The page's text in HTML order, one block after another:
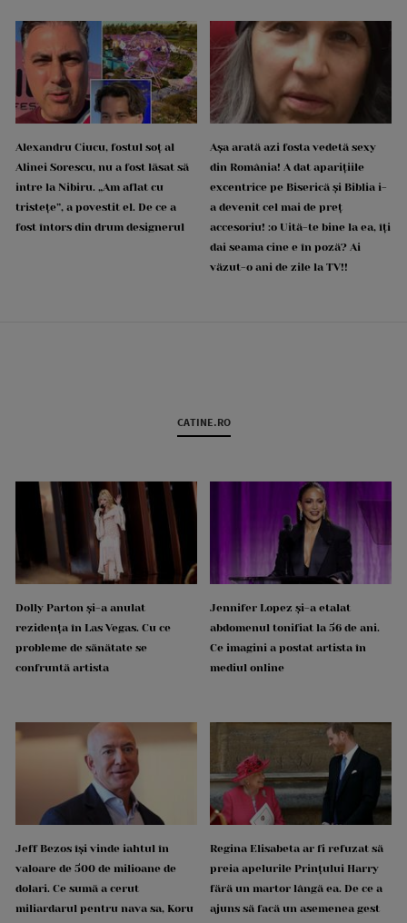
Alexandru Ciucu, fostul soț al
Alinei Sorescu, nu a fost lăsat să
intre la Nibiru. „Am aflat cu
tristețe”, a povestit el. De ce a
fost întors din drum designerul
Așa arată azi fosta vedetă sexy
din România! A dat aparițiile
excentrice pe Biserică și Biblia i-
a devenit cel mai de preț
accesoriu! :o Uită-te bine la ea, îți
dai seama cine e în poză? Ai
văzut-o ani de zile la TV!!
CATINE.RO
Dolly Parton și-a anulat
rezidența în Las Vegas. Cu ce
probleme de sănătate se
confruntă artista
Jennifer Lopez și-a etalat
abdomenul tonifiat la 56 de ani.
Ce imagini a postat artista în
mediul online
Jeff Bezos își vinde iahtul în
valoare de 500 de milioane de
dolari. Ce sumă a cerut
miliardarul pentru nava sa, Koru
Regina Elisabeta ar fi refuzat să
preia apelurile Prințului Harry
fără un martor lângă ea. De ce a
ajuns să facă un asemenea gest